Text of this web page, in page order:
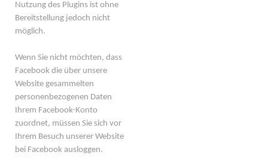
Nutzung des Plugins ist ohne
Bereitstellung jedoch nicht
möglich.
Wenn Sie nicht möchten, dass
Facebook die über unsere
Website gesammelten
personenbezogenen Daten
Ihrem Facebook-Konto
zuordnet, müssen Sie sich vor
Ihrem Besuch unserer Website
bei Facebook ausloggen.